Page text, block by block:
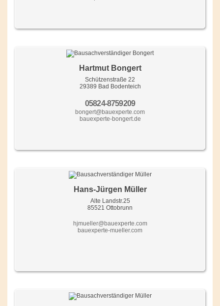
Hartmut Bongert
Schützenstraße 22
29389 Bad Bodenteich
05824-8759209
bongert@bauexperte.com
bauexperte-bongert.de
Hans-Jürgen Müller
Alte Landstr.25
85521 Ottobrunn
hjmueller@bauexperte.com
bauexperte-mueller.com